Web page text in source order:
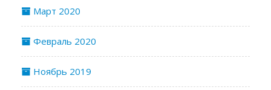
Март 2020
Февраль 2020
Ноябрь 2019